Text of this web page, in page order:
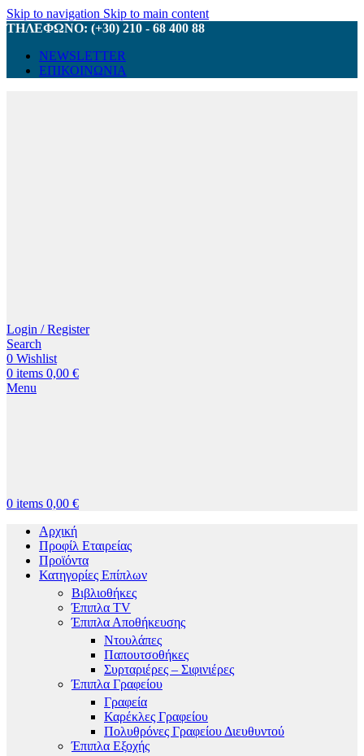
Skip to navigation Skip to main content
ΤΗΛΕΦΩΝΟ: (+30) 210 - 68 400 88
NEWSLETTER
ΕΠΙΚΟΙΝΩΝΙΑ
Login / Register
Search
0 Wishlist
0 items 0,00 €
Menu
0 items 0,00 €
Αρχική
Προφίλ Εταιρείας
Προϊόντα
Κατηγορίες Επίπλων
Βιβλιοθήκες
Έπιπλα TV
Έπιπλα Αποθήκευσης
Ντουλάπες
Παπουτσοθήκες
Συρταριέρες – Σιφινιέρες
Έπιπλα Γραφείου
Γραφεία
Καρέκλες Γραφείου
Πολυθρόνες Γραφείου Διευθυντού
Έπιπλα Εξοχής